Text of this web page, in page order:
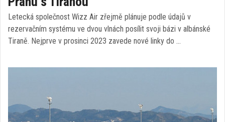
Letecká společnost Wizz Air zřejmě plánuje podle údajů v
rezervačním systému ve dvou vlnách posílit svoji bázi v albánské
Tiraně. Nejprve v prosinci 2023 zavede nové linky do …